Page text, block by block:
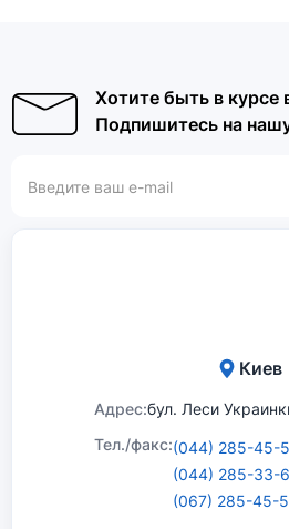
Хотите быть в курсе
Подпишитесь на
Киев
Адрес:бул. Леси
Тел./факс:(044) 285-45-
(044) 285-33-
(067) 285-45-